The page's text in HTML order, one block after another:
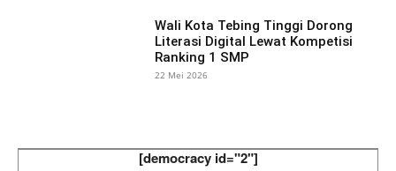
Wali Kota Tebing Tinggi Dorong
Literasi Digital Lewat Kompetisi
Ranking 1 SMP
22 Mei 2026
[democracy id="2"]